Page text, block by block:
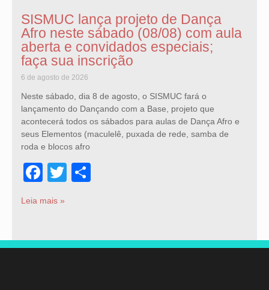
SISMUC lança projeto de Dança
Afro neste sábado (08/08) com aula
aberta e convidados especiais;
faça sua inscrição
6 de agosto de 2026
Neste sábado, dia 8 de agosto, o SISMUC fará o
lançamento do Dançando com a Base, projeto que
acontecerá todos os sábados para aulas de Dança Afro e
seus Elementos (maculelê, puxada de rede, samba de
roda e blocos afro
Facebook
Twitter
Leia mais »